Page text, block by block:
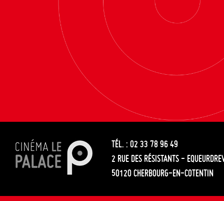
TÉL. : 02 33 78 96 49
2 RUE DES RÉSISTANTS -
50120 CHERBOURG-EN-COTENTIN